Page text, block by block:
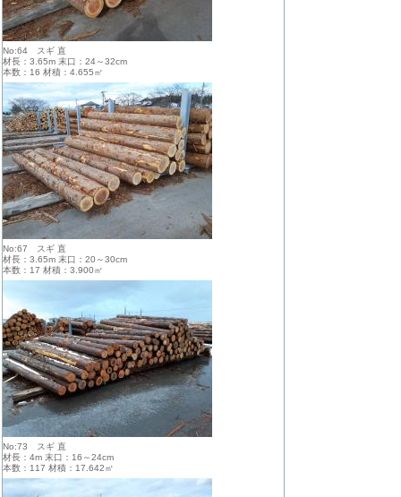
No:64 スギ 直
材長：3.65m 末口：24～32cm
本数：16 材積：4.655㎥
No:67 スギ 直
材長：3.65m 末口：20～30cm
本数：17 材積：3.900㎥
No:73 スギ 直
材長：4m 末口：16～24cm
本数：117 材積：17.642㎥